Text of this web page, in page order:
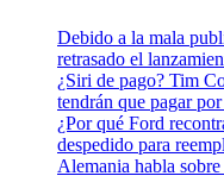
Debido a la mala
retrasado el
¿Siri de pago? Tim
tendrán que pagar
¿Por qué Ford
despedido para
Alemania habla